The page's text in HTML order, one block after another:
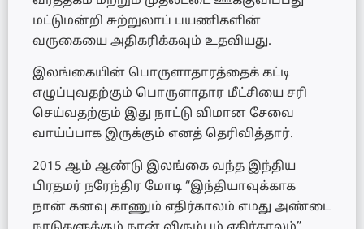
மட்டுமன்றி சுற்றுலாப் பயணிகளின்
வருகையை அதிகரிக்கவும் உதவியது.
இலங்கையின் பொருளாதாரத்தைக் கட்டி
எழுப்புவதற்கும் பொருளாதார மீட்சியை சரி
செய்வதற்கும் இது நாட்டு விமான சேவை
வாய்ப்பாக இருக்கும் எனத் தெரிவித்தார்.
2015 ஆம் ஆண்டு இலங்கை வந்த இந்திய
பிரதமர் நரேந்திர மோடி “இந்தியாவுக்காக
நான் கனவு காணும் எதிர்காலம் எமது அண்டை